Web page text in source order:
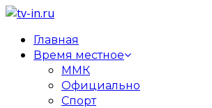
Главная
Время местное
ММК
Официально
Спорт